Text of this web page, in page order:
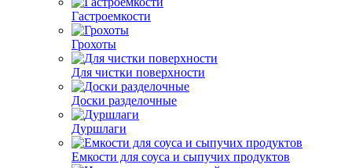
Гастроемкости
Грохоты
Для чистки поверхности
Доски разделочные
Дуршлаги
Емкости для соуса и сыпучих продуктов